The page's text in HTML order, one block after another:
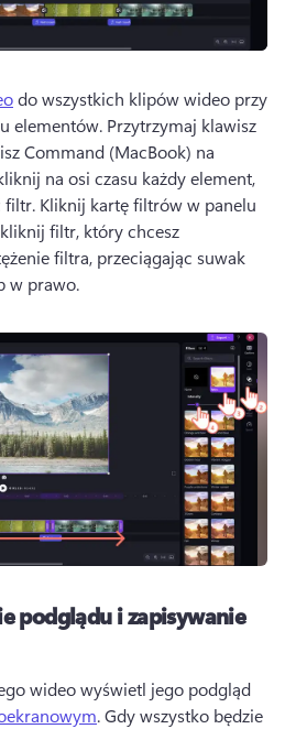
do wszystkich klipów wideo przy
elementów. Przytrzymaj klawisz
Command (MacBook) na
na osi czasu każdy element,
filtr. Kliknij kartę filtrów w panelu
filtr, który chcesz
filtra, przeciągając suwak
w prawo.
podglądu i zapisywanie
wideo wyświetl jego podgląd
. Gdy wszystko będzie